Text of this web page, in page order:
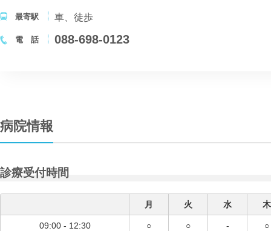
最寄駅 車、徒歩
電 話 088-698-0123
病院情報
診療受付時間
月 火 水 木
09:00 - 12:30 ○ ○ - ○